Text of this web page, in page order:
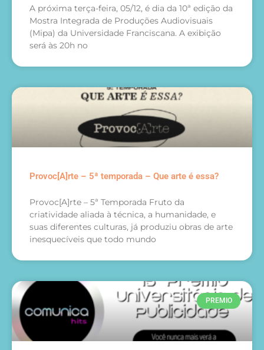
A próxima terça-feira, 05/12, é dia da 10ª edição da
Mostra Integrada de Produções Audiovisuais
(Mipa) da Universidade Franciscana. A exibição
será às 20h no
Provoc[A]rte – 5ª temporada – Que arte é essa?
Provoc[A]rte – 5ª Temporada Fruto da
criatividade aliada à técnica, a humanidade, e
suas diferentes culturas, já produziu obras de arte
inesquecíveis que todo mundo
PREMIO